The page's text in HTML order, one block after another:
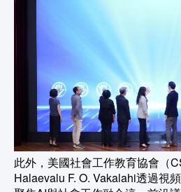
此外，美國社會工作教育協會（
Halaevalu F. O. Vakalahi透過視